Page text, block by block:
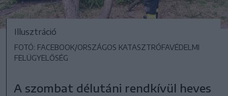
Illusztráció
FOTÓ: FACEBOOK/ORSZÁGOS KATASZTRÓFAVÉDELMI
FELÜGYELŐSÉG
A szombat délutáni rendkívül heves